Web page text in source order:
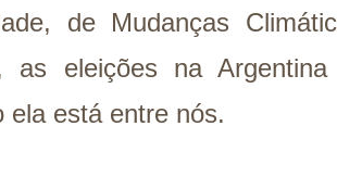
de Mudanças
as eleições na
ela está entre nós.